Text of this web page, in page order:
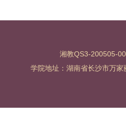
湘教QS3-200505-
学院地址：湖南省长沙市万